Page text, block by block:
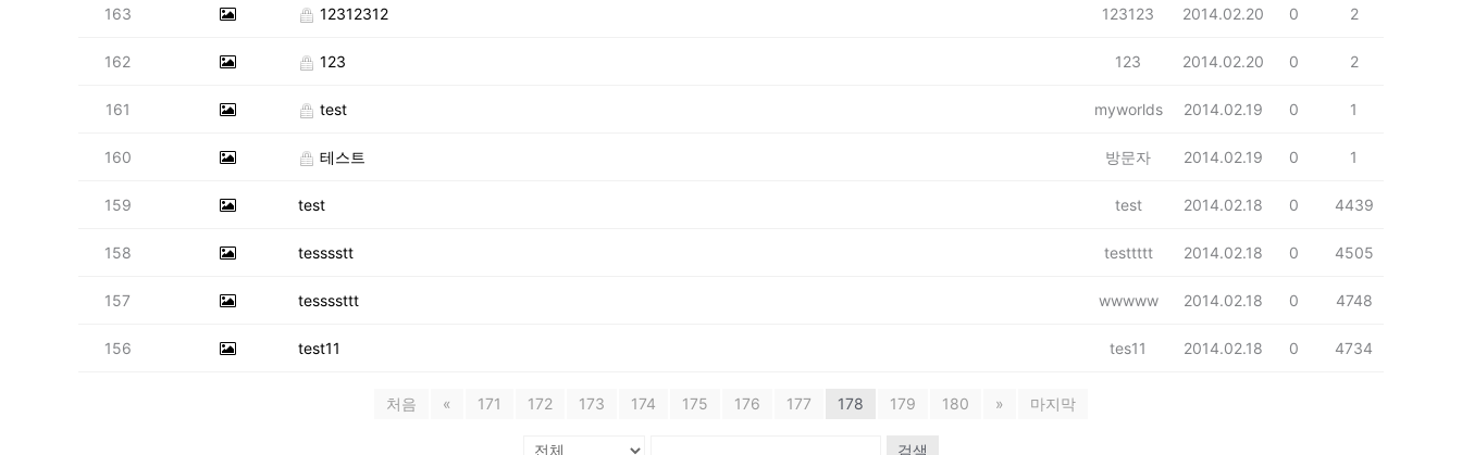
163 12312312 123123 2014.02.20 0 2
162 123 123 2014.02.20 0 2
161 test myworlds 2014.02.19 0 1
160 테스트 방문자 2014.02.19 0 1
159 test test 2014.02.18 0 4439
158 tesssstt testtttt 2014.02.18 0 4505
157 tessssttt wwwww 2014.02.18 0 4748
156 test11 tes11 2014.02.18 0 4734
처음 « 171 172 173 174 175 176 177 178 179 180 » 마지막
검색